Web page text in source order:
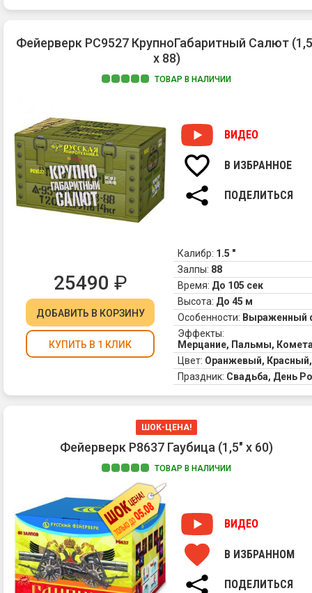
Фейерверк РС9527 КрупноГабаритный Салют
х 88)
ТОВАР В НАЛИЧИИ
ВИДЕО
В ИЗБРАННОЕ
ПОДЕЛИТЬСЯ
25490 ₽
ДОБАВИТЬ В КОРЗИНУ
КУПИТЬ В 1 КЛИК
Калибр: 1.5 "
Залпы: 88
Время: До 105 сек
Высота: До 45 м
Особенности: Выраженный
Эффекты:
Мерцание, Пальмы,
Цвет: Оранжевый,
Праздник: Свадьба, День
ШОК-ЦЕНА!
Фейерверк Р8637 Гаубица (1,5" х 60)
ТОВАР В НАЛИЧИИ
ВИДЕО
В ИЗБРАННОМ
ПОДЕЛИТЬСЯ